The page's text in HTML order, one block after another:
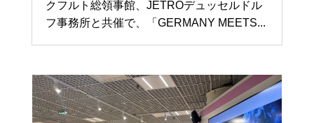
クフルト総領事館、JETROデュッセルドル
フ事務所と共催で、「GERMANY MEETS...